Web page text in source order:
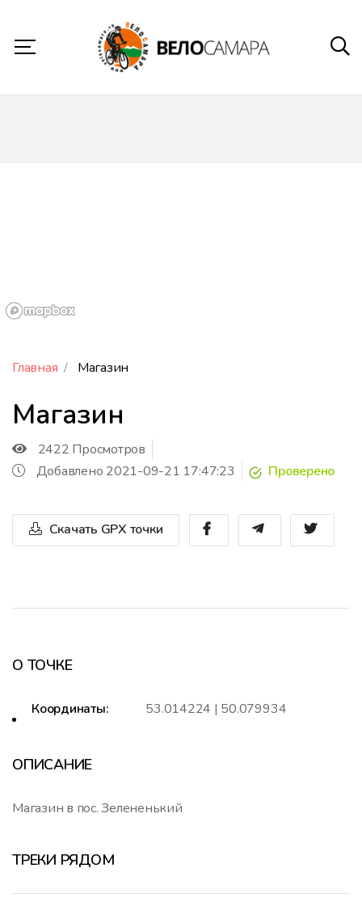
Главная Магазин
Магазин
2422 Просмотров
Добавлено 2021-09-21 17:47:23
Проверено
Скачать GPX точки
О ТОЧКЕ
Координаты: 53.014224 | 50.079934
ОПИСАНИЕ
Магазин в пос. Зелененький
ТРЕКИ РЯДОМ